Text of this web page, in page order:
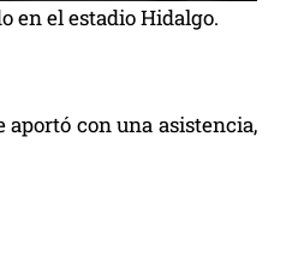
en el estadio Hidalgo.
aportó con una asistencia,